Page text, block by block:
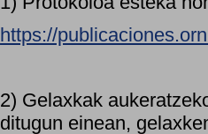
https://
2) Gelaxkak
ditugun einean,